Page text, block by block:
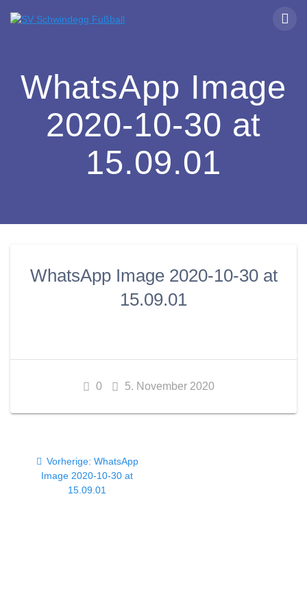
WhatsApp Image
2020-10-30 at
15.09.01
WhatsApp Image 2020-10-30 at
15.09.01
0 5. November 2020
Vorherige: Vorheriger
Beitrag:
WhatsApp
Image 2020-10-30 at
15.09.01